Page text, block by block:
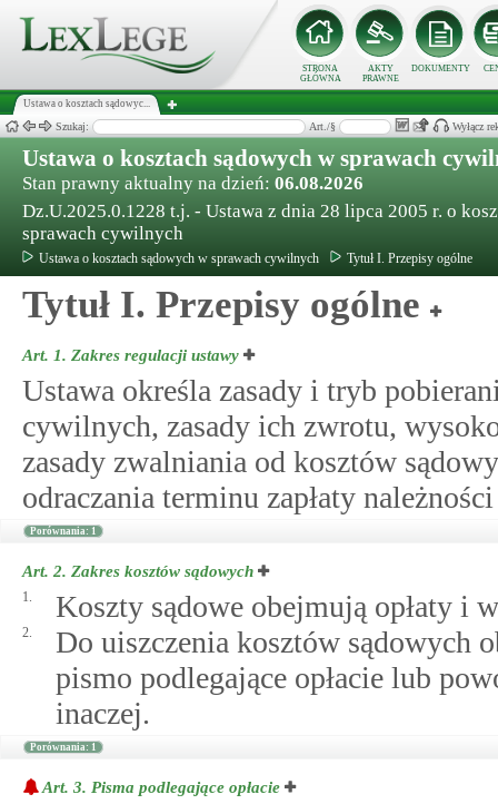
STRONA
GŁÓWNA
AKTY
PRAWNE
DOKUMENTY
Ustawa o kosztach sądowyc...
Szukaj: Art./§ Wyłącz
Ustawa o kosztach sądowych w sprawach
Stan prawny aktualny na dzień: 06.08.2026
Dz.U.2025.0.1228 t.j. - Ustawa z dnia 28 lipca 2005 r. o
sprawach cywilnych
Ustawa o kosztach sądowych w sprawach cywilnych Tytuł I. Przepisy ogólne
Tytuł I. Przepisy ogólne
Art. 1. Zakres regulacji ustawy
Ustawa określa zasady i tryb
cywilnych, zasady ich zwrotu,
zasady zwalniania od kosztów
odraczania terminu zapłaty
Porównania: 1
Art. 2. Zakres kosztów sądowych
1. Koszty sądowe obejmują opłaty i
2.
Do uiszczenia kosztów sądowych
pismo podlegające opłacie lub
inaczej.
Porównania: 1
Art. 3. Pisma podlegające opłacie